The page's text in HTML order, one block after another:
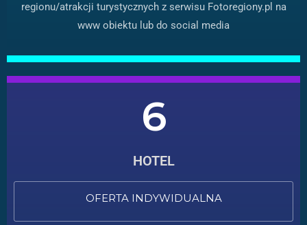
regionu/atrakcji turystycznych z serwisu Fotoregiony.pl na
www obiektu lub do social media
6
HOTEL
OFERTA INDYWIDUALNA